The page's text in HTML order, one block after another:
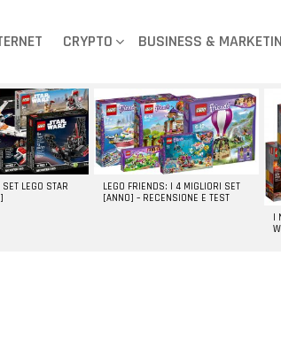
CRYPTO BUSINESS &
LEGO STAR
LEGO FRIENDS: I 4 MIGLIORI SET
[ANNO] – RECENSIONE E TEST
I